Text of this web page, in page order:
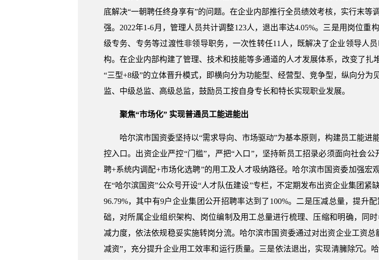
底解决“一朝聘任终身享有”的问题。在企业内部推行全员绩效考核，实行末
强。2022年1-6月，管理人员共计调整123人，退出率达4.05%。三是用岗位重
级专务、专务等过渡性非领导职务，一次性转任11人，既解决了企业领导人
构。在企业内部构建了管理、技术和技能等多通道的人才发展体系，改变了扎
“三型+8级”的立体晋升模式，即横向分为功能型、经营型、竞争型，纵向分
监、中级总监、高级总监，鼓励员工按自身专长和特长实现职业发展。
聚焦“市场化” 实现普通员工能进能出
哈尔滨市国资委坚持以“需求导向、市场驱动”为基本原则，构建员工能
控入口。出资企业严控“门槛”，严把“入口”，坚持新员工招录必须面向社会
聘+系统内调配+市场化选聘”的用工及人才吸纳路径。哈尔滨市国资委加强宏
在“哈尔滨国资”公众号开设“人才队伍建设”专栏，不定期发布出资企业集团紧
96.79%，其中有9户企业集团公开招聘率达到了100%。二是压减总量，提升
础，对所属企业组织架构、岗位编制及用工总量进行梳理、压缩和明确，同
减力度，依法依规稳妥实施转岗分流。哈尔滨市国资委通过对出资企业工资
减资”，充分提升企业用工效率和运行质量。三是依法退出，实现清臃除冗。